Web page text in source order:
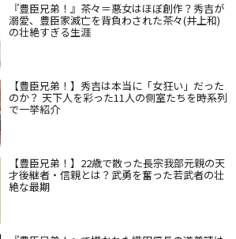
『豊臣兄弟！』茶々＝悪女はほぼ創作？秀吉が
溺愛、豊臣家滅亡を背負わされた茶々(井上和)
の壮絶すぎる生涯
【豊臣兄弟！】秀吉は本当に「女狂い」だった
のか？ 天下人を彩った11人の側室たちを時系列
で一挙紹介
【豊臣兄弟！】22歳で散った長宗我部元親の天
才後継者・信親とは？武勇を奮った若武者の壮
絶な最期